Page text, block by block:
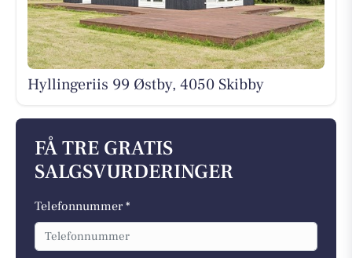
Hyllingeriis 99 Østby, 4050 Skibby
FÅ TRE GRATIS
SALGSVURDERINGER
Telefonnummer *